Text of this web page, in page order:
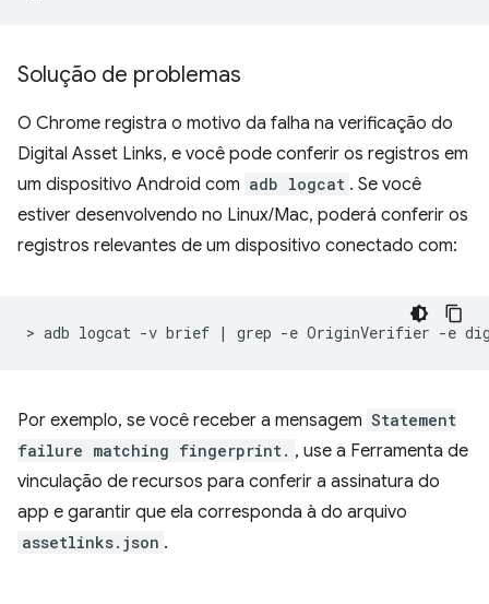
Solução de problemas
O Chrome registra o motivo da falha na verificação do
Digital Asset Links, e você pode conferir os registros em
um dispositivo Android com adb logcat . Se você
estiver desenvolvendo no Linux/Mac, poderá conferir os
registros relevantes de um dispositivo conectado com:
> adb logcat -v brief | grep -e OriginVerifier -e
Por exemplo, se você receber a mensagem Statement
failure matching fingerprint. , use a Ferramenta de
vinculação de recursos para conferir a assinatura do
app e garantir que ela corresponda à do arquivo
assetlinks.json .